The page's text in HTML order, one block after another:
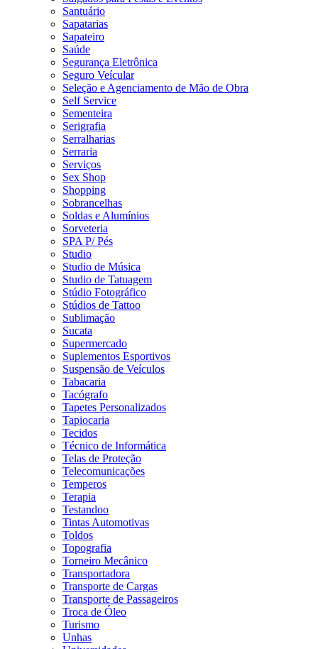
Santuário
Sapatarias
Sapateiro
Saúde
Segurança Eletrônica
Seguro Veícular
Seleção e Agenciamento de Mão de Obra
Self Service
Sementeira
Serigrafia
Serralharias
Serraria
Serviços
Sex Shop
Shopping
Sobrancelhas
Soldas e Alumínios
Sorveteria
SPA P/ Pés
Studio
Studio de Música
Studio de Tatuagem
Stúdio Fotográfico
Stúdios de Tattoo
Sublimação
Sucata
Supermercado
Suplementos Esportivos
Suspensão de Veículos
Tabacaria
Tacógrafo
Tapetes Personalizados
Tapiocaria
Tecidos
Técnico de Informática
Telas de Proteção
Telecomunicações
Temperos
Terapia
Testandoo
Tintas Automotivas
Toldos
Topografia
Torneiro Mecânico
Transportadora
Transporte de Cargas
Transporte de Passageiros
Troca de Óleo
Turismo
Unhas